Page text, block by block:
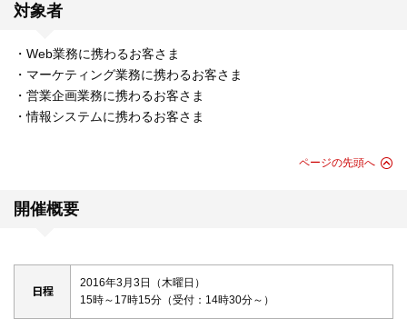
対象者
・Web業務に携わるお客さま
・マーケティング業務に携わるお客さま
・営業企画業務に携わるお客さま
・情報システムに携わるお客さま
ページの先頭へ
開催概要
日程
2016年3月3日（木曜日）
15時～17時15分（受付：14時30分～）